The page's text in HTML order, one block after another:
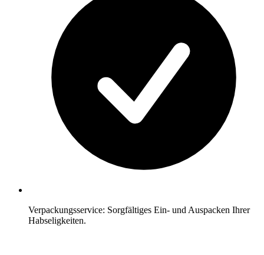
Verpackungsservice: Sorgfältiges Ein- und Auspacken Ihrer
Habseligkeiten.